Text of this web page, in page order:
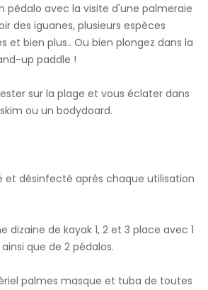
pédalo avec la visite d'une palmeraie
des iguanes, plusieurs espèces
et bien plus.. Ou bien plongez dans la
up paddle !
sur la plage et vous éclater dans
ou un bodydoard.
et désinfecté après chaque utilisation
dizaine de kayak 1, 2 et 3 place avec 1
que de 2 pédalos.
palmes masque et tuba de toutes